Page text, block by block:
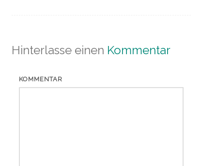
Hinterlasse einen Kommentar
KOMMENTAR